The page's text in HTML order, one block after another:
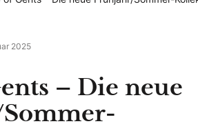
2025
– Die neue